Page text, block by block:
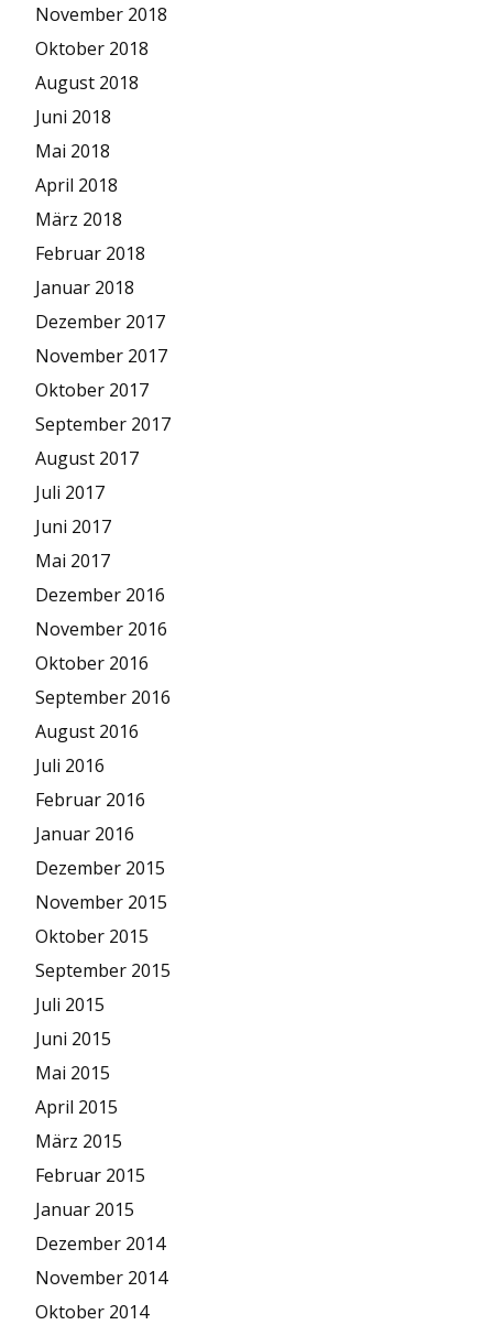
November 2018
Oktober 2018
August 2018
Juni 2018
Mai 2018
April 2018
März 2018
Februar 2018
Januar 2018
Dezember 2017
November 2017
Oktober 2017
September 2017
August 2017
Juli 2017
Juni 2017
Mai 2017
Dezember 2016
November 2016
Oktober 2016
September 2016
August 2016
Juli 2016
Februar 2016
Januar 2016
Dezember 2015
November 2015
Oktober 2015
September 2015
Juli 2015
Juni 2015
Mai 2015
April 2015
März 2015
Februar 2015
Januar 2015
Dezember 2014
November 2014
Oktober 2014